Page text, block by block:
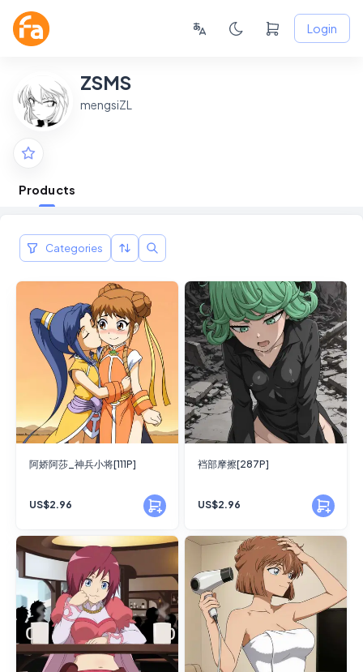
Login
ZSMS
mengsiZL
Products
Categories
阿娇阿莎_神兵小将[111P]
US$2.96
裆部摩擦[287P]
US$2.96